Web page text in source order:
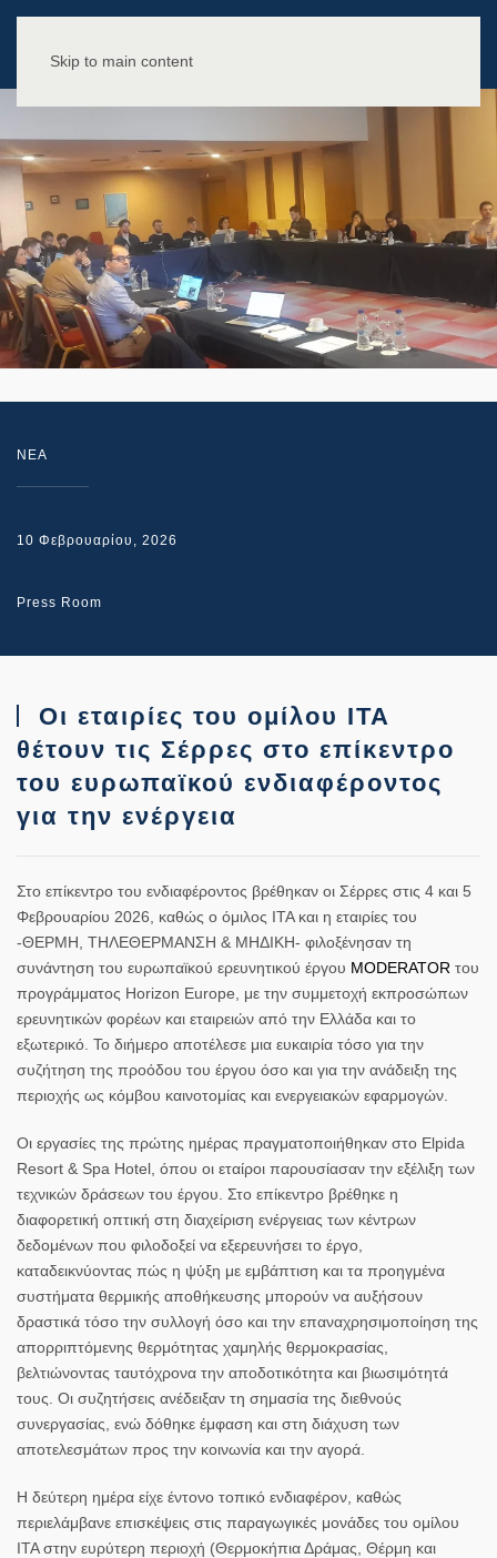
Skip to main content
NEA
10 Φεβρουαρίου, 2026
Press Room
Οι εταιρίες του ομίλου ΙΤΑ
θέτουν τις Σέρρες στο επίκεντρο
του ευρωπαϊκού ενδιαφέροντος
για την ενέργεια
Στο επίκεντρο του ενδιαφέροντος βρέθηκαν οι Σέρρες στις 4 και 5
Φεβρουαρίου 2026, καθώς ο όμιλος ΙΤΑ και η εταιρίες του
-ΘΕΡΜΗ, ΤΗΛΕΘΕΡΜΑΝΣΗ & ΜΗΔΙΚΗ- φιλοξένησαν τη
συνάντηση του ευρωπαϊκού ερευνητικού έργου MODERATOR του
προγράμματος Horizon Europe, με την συμμετοχή εκπροσώπων
ερευνητικών φορέων και εταιρειών από την Ελλάδα και το
εξωτερικό. Το διήμερο αποτέλεσε μια ευκαιρία τόσο για την
συζήτηση της προόδου του έργου όσο και για την ανάδειξη της
περιοχής ως κόμβου καινοτομίας και ενεργειακών εφαρμογών.
Οι εργασίες της πρώτης ημέρας πραγματοποιήθηκαν στο Elpida
Resort & Spa Hotel, όπου οι εταίροι παρουσίασαν την εξέλιξη των
τεχνικών δράσεων του έργου. Στο επίκεντρο βρέθηκε η
διαφορετική οπτική στη διαχείριση ενέργειας των κέντρων
δεδομένων που φιλοδοξεί να εξερευνήσει το έργο,
καταδεικνύοντας πώς η ψύξη με εμβάπτιση και τα προηγμένα
συστήματα θερμικής αποθήκευσης μπορούν να αυξήσουν
δραστικά τόσο την συλλογή όσο και την επαναχρησιμοποίηση της
απορριπτόμενης θερμότητας χαμηλής θερμοκρασίας,
βελτιώνοντας ταυτόχρονα την αποδοτικότητα και βιωσιμότητά
τους. Οι συζητήσεις ανέδειξαν τη σημασία της διεθνούς
συνεργασίας, ενώ δόθηκε έμφαση και στη διάχυση των
αποτελεσμάτων προς την κοινωνία και την αγορά.
Η δεύτερη ημέρα είχε έντονο τοπικό ενδιαφέρον, καθώς
περιελάμβανε επισκέψεις στις παραγωγικές μονάδες του ομίλου
ΙΤΑ στην ευρύτερη περιοχή (Θερμοκήπια Δράμας, Θέρμη και